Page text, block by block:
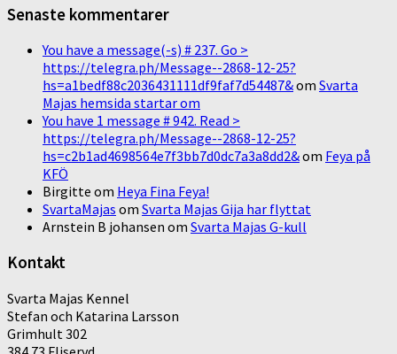
Senaste kommentarer
You have a message(-s) # 237. Go >
https://telegra.ph/Message--2868-12-25?
hs=a1bedf88c2036431111df9faf7d54487&om Svarta
Majas hemsida startar om
You have 1 message # 942. Read >
https://telegra.ph/Message--2868-12-25?
hs=c2b1ad4698564e7f3bb7d0dc7a3a8dd2&om Feya på
KFÖ
Birgitte om Heya Fina Feya!
SvartaMajas om Svarta Majas Gija har flyttat
Arnstein B johansen om Svarta Majas G-kull
Kontakt
Svarta Majas Kennel
Stefan och Katarina Larsson
Grimhult 302